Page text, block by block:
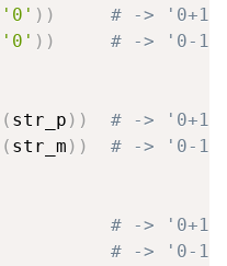
'0' ) )
# ->
'0' ) ) # -> '0-
( str_p ) )
# ->
( str_m ) ) # -> '0-
# ->
# -> '0-